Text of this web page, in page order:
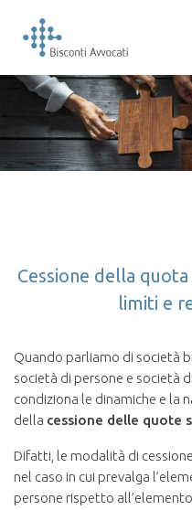
Cessione della
limiti e
Quando parliamo di società
società di persone e società
condiziona le dinamiche e la
della cessione delle quote
Difatti, le modalità di
nel caso in cui prevalga
persone rispetto